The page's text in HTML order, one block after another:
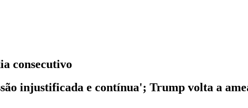
consecutivo
injustificada e contínua'; Trump volta a